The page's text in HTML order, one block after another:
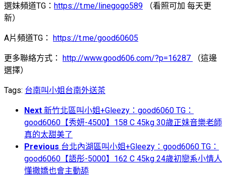
選妹頻道TG： https://t.me/linegogo589 （看照可加 每天更
新）
A片頻道TG： https://t.me/good60605
更多聯絡方式： http://www.good606.com/?p=16287
（這邊
選擇）
Tags: 台南叫小姐 台南外送茶
Next 新竹北區叫小姐+Gleezy：good6060 TG：
good6060【秀妍-4500】158 C 45kg 30歲正妹音樂老師
真的太甜美了
Previous 台北內湖區叫小姐+Gleezy：good6060 TG：
good6060【語彤-5000】162 C 45kg 24歲初戀系小情人
懂撒嬌也會主動舔